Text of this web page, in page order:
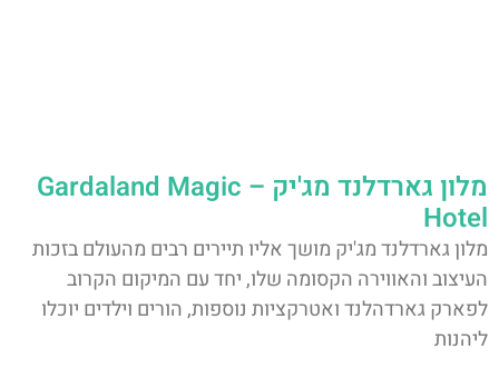
מלון גארדלנד מג'יק – Gardaland Magic
Hotel
מלון גארדלנד מג'יק מושך אליו תיירים רבים מהעולם בזכות
העיצוב והאווירה הקסומה שלו, יחד עם המיקום הקרוב
לפארק גארדהלנד ואטרקציות נוספות, הורים וילדים יוכלו
ליהנות